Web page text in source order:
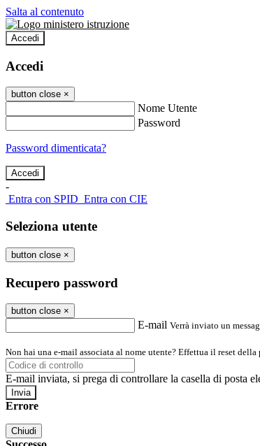
Salta al contenuto
Accedi
Accedi
button close ×
Nome Utente
Password
Password dimenticata?
-
Entra con SPID Entra con CIE
Seleziona utente
button close ×
Recupero password
button close ×
E-mail Verrà inviato un
Non hai una e-mail associata al nome utente? Effettua il reset della
E-mail inviata, si prega di controllare la casella di posta
Errore
Chiudi